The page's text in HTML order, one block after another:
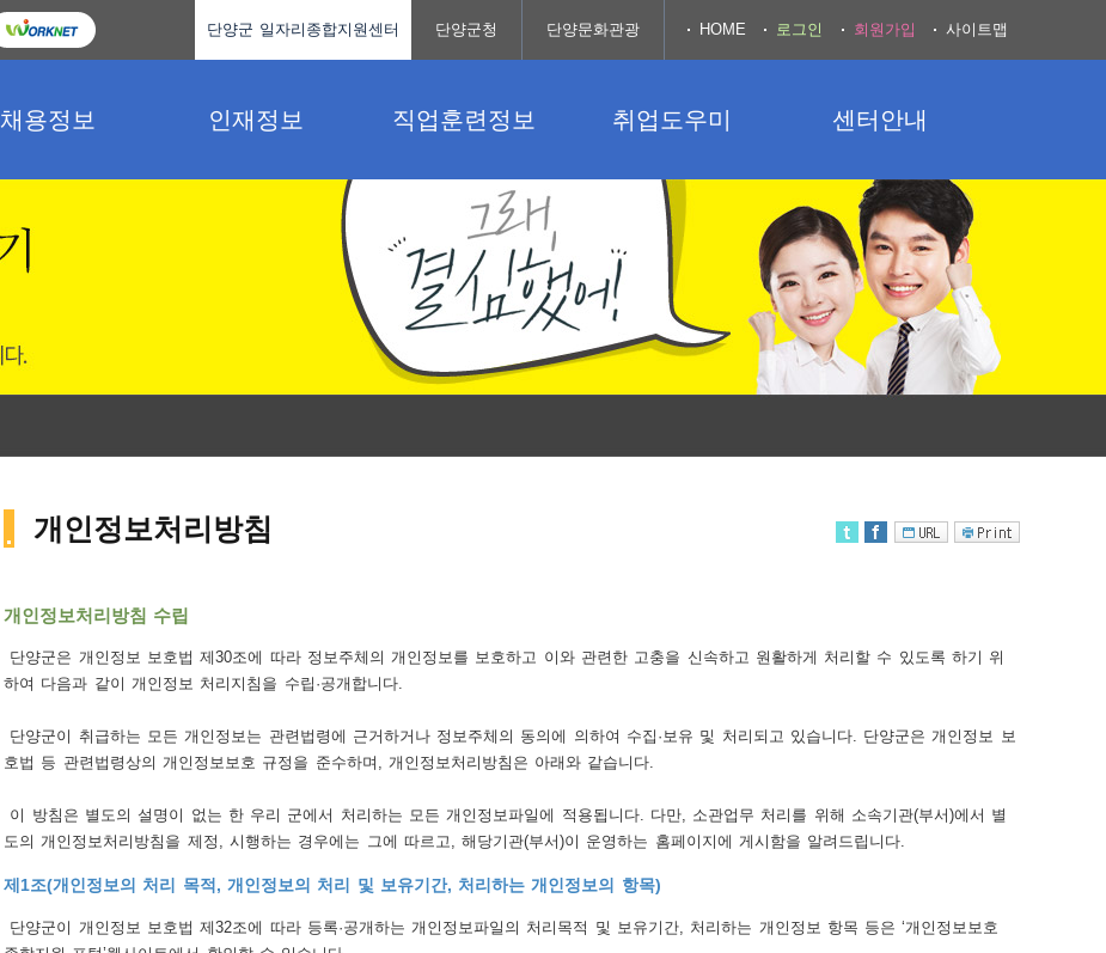
채용정보 인재정보 직업훈련정보 취업도우미 센터안내
단양군 일자리종합지원센터 단양군청 단양문화관광 HOME 로그인 회원가입 사이트맵
개인정보처리방침
개인정보처리방침 수립
단양군은 개인정보 보호법 제30조에 따라 정보주체의 개인정보를 보호하고 이와 관련한 고충을 신속하고 원활하게 처리할 수 있도록 하기 위
하여 다음과 같이 개인정보 처리지침을 수립·공개합니다.
단양군이 취급하는 모든 개인정보는 관련법령에 근거하거나 정보주체의 동의에 의하여 수집·보유 및 처리되고 있습니다. 단양군은 개인정보 보
호법 등 관련법령상의 개인정보보호 규정을 준수하며, 개인정보처리방침은 아래와 같습니다.
이 방침은 별도의 설명이 없는 한 우리 군에서 처리하는 모든 개인정보파일에 적용됩니다. 다만, 소관업무 처리를 위해 소속기관(부서)에서 별
도의 개인정보처리방침을 제정, 시행하는 경우에는 그에 따르고, 해당기관(부서)이 운영하는 홈페이지에 게시함을 알려드립니다.
제1조(개인정보의 처리 목적, 개인정보의 처리 및 보유기간, 처리하는 개인정보의 항목)
단양군이 개인정보 보호법 제32조에 따라 등록·공개하는 개인정보파일의 처리목적 및 보유기간, 처리하는 개인정보 항목 등은 ‘개인정보보호